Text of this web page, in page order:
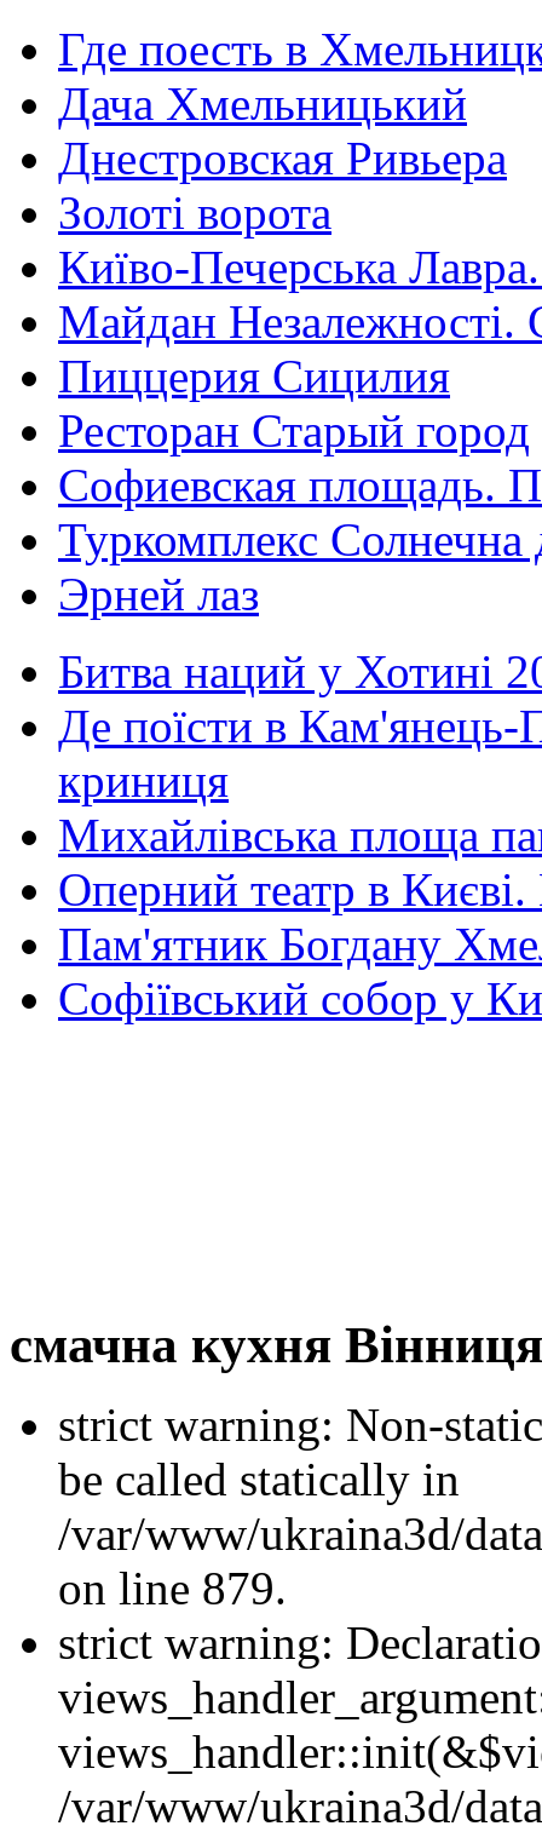
Где поесть в
Дача Хмельницький
Днестровская Ривьера
Золоті ворота
Київо-Печерська
Майдан Незалежності.
Пиццерия Сицилия
Ресторан Старый город
Софиевская площадь.
Туркомплекс Солнечна
Эрней лаз
Битва наций у Хотині
Де поїсти в Кам'янець-
криниця
Михайлівська площа
Оперний театр в
Пам'ятник Богдану
Софіївський собор у
смачна кухня Вінниця
strict warning: Non-
be called statically in
/var/www/ukraina3d/
on line 879.
strict warning:
/var/www/ukraina3d/